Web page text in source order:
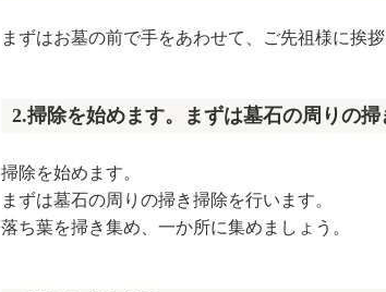
まずはお墓の前で手をあわせて、ご先祖様に挨拶
2.掃除を始めます。まずは墓石の周りの掃
掃除を始めます。
まずは墓石の周りの掃き掃除を行います。
落ち葉を掃き集め、一か所に集めましょう。